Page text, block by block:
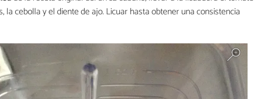
la cebolla y el diente de ajo. Licuar hasta obtener una consistencia